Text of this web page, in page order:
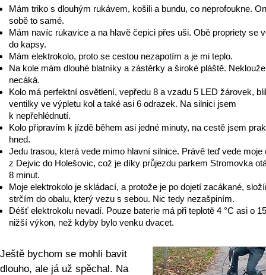
Mám triko s dlouhým rukávem, košili a bundu, co neprofoukne.
sobě to samé.
Mám navíc rukavice a na hlavě čepici přes uši. Obě propriety se
do kapsy.
Mám elektrokolo, proto se cestou nezapotím a je mi teplo.
Na kole mám dlouhé blatníky a zástěrky a široké pláště.
necáká.
Kolo má perfektní osvětlení, vepředu 8 a vzadu 5 LED žárovek,
ventilky ve výpletu kol a také asi 6 odrazek. Na silnici jsem
k nepřehlédnutí.
Kolo připravím k jízdě během asi jedné minuty, na cestě jsem
hned.
Jedu trasou, která vede mimo hlavní silnice. Právě teď vede moje
z Dejvic do Holešovic, což je díky průjezdu parkem Stromovka
8 minut.
Moje elektrokolo je skládací, a protože je po dojetí zacákané,
strčím do obalu, který vezu s sebou. Nic tedy nezašpiním.
Déšť elektrokolu nevadí. Pouze baterie má při teplotě 4 °C asi o
nižší výkon, než kdyby bylo venku dvacet.
Ještě bychom se mohli bavit
dlouho, ale já už spěchal. Na